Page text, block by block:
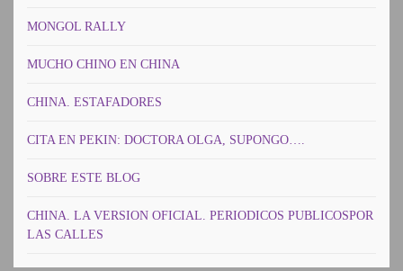
MONGOL RALLY
MUCHO CHINO EN CHINA
CHINA. ESTAFADORES
CITA EN PEKIN: DOCTORA OLGA, SUPONGO….
SOBRE ESTE BLOG
CHINA. LA VERSION OFICIAL. PERIODICOS PUBLICOSPOR
LAS CALLES